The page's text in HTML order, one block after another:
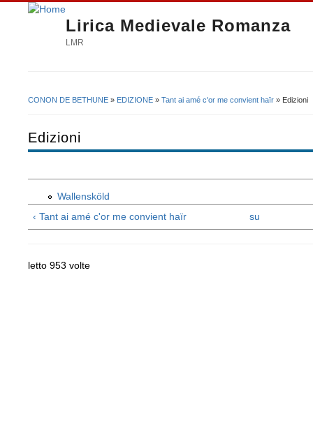
Lirica Medievale Romanza
LMR
CONON DE BETHUNE » EDIZIONE » Tant ai amé c'or me convient haïr » Edizioni
Edizioni
Wallensköld
‹ Tant ai amé c'or me convient haïr
su
letto 953 volte